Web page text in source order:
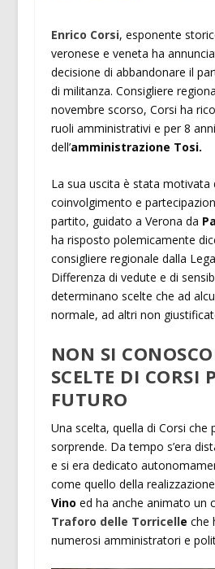
Enrico Corsi, esponente
veronese e veneta ha
decisione di abbandonare il
di militanza. Consigliere
novembre scorso, Corsi ha
ruoli amministrativi e per 8
dell’amministrazione Tosi.
La sua uscita è stata motivata
coinvolgimento e
partito, guidato a Verona da
ha risposto polemicamente
consigliere regionale dalla
Differenza di vedute e di
determinano scelte che ad
normale, ad altri non
NON SI
SCELTE DI CORSI
FUTURO
Una scelta, quella di Corsi che
sorprende. Da tempo s’era
e si era dedicato
come quello della
Vino ed ha anche animato un
Traforo delle Torricelle che
numerosi amministratori e